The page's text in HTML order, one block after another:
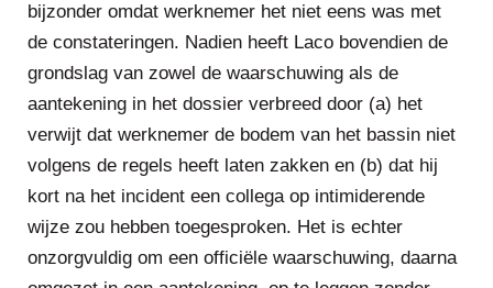
bijzonder omdat werknemer het niet eens was met
de constateringen. Nadien heeft Laco bovendien de
grondslag van zowel de waarschuwing als de
aantekening in het dossier verbreed door (a) het
verwijt dat werknemer de bodem van het bassin niet
volgens de regels heeft laten zakken en (b) dat hij
kort na het incident een collega op intimiderende
wijze zou hebben toegesproken. Het is echter
onzorgvuldig om een officiële waarschuwing, daarna